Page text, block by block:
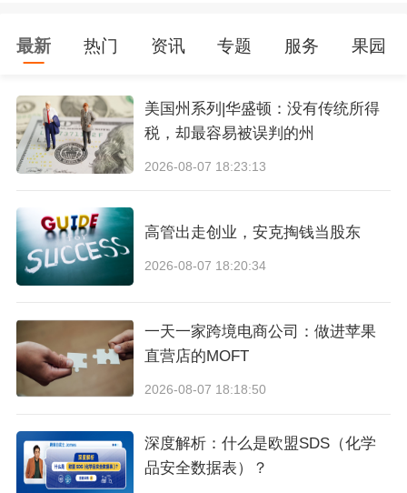
最新 热门 资讯 专题 服务 果园
美国州系列|华盛顿：没有传统所得
税，却最容易被误判的州
2026-08-07 18:23:13
高管出走创业，安克掏钱当股东
2026-08-07 18:20:34
一天一家跨境电商公司：做进苹果
直营店的MOFT
2026-08-07 18:18:50
深度解析：什么是欧盟SDS（化学
品安全数据表）？